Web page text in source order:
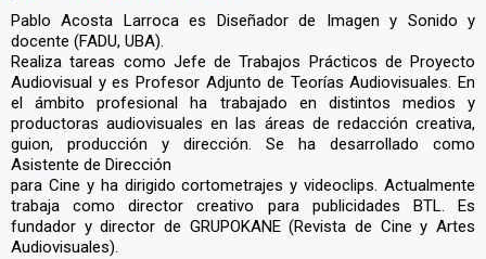
Pablo Acosta Larroca es Diseñador de Imagen y Sonido y
docente (FADU, UBA).
Realiza tareas como Jefe de Trabajos Prácticos de Proyecto
Audiovisual y es Profesor Adjunto de Teorías Audiovisuales. En
el ámbito profesional ha trabajado en distintos medios y
productoras audiovisuales en las áreas de redacción creativa,
guion, producción y dirección. Se ha desarrollado como
Asistente de Dirección
para Cine y ha dirigido cortometrajes y videoclips. Actualmente
trabaja como director creativo para publicidades BTL. Es
fundador y director de GRUPOKANE (Revista de Cine y Artes
Audiovisuales).